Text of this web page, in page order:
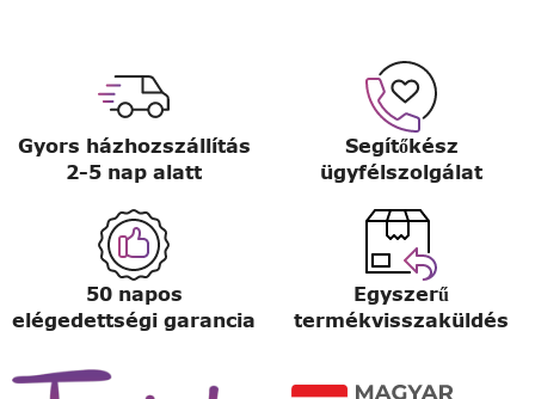
Gyors házhozszállítás
2-5 nap alatt
Segítőkész
ügyfélszolgálat
50 napos
elégedettségi garancia
Egyszerű
termékvisszaküldés